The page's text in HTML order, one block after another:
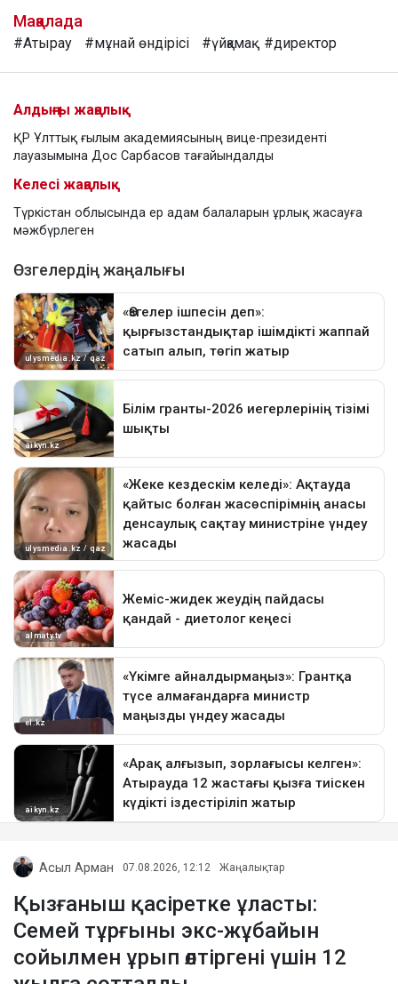
Мақалада
#Атырау #мұнай өндірісі #үйқамақ #директор
Алдыңғы жаңалық
ҚР Ұлттық ғылым академиясының вице-президенті
лауазымына Дос Сарбасов тағайындалды
Келесі жаңалық
Түркістан облысында ер адам балаларын ұрлық жасауға
мәжбүрлеген
Асыл Арман 07.08.2026, 12:12 Жаңалықтар
Қызғаныш қасіретке ұласты:
Семей тұрғыны экс-жұбайын
сойылмен ұрып өлтіргені үшін 12